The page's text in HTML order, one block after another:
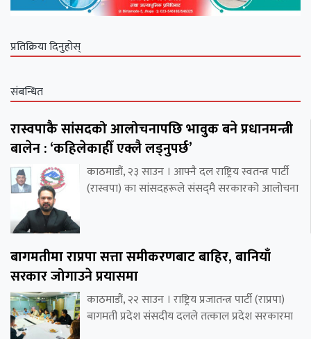
प्रतिक्रिया दिनुहोस्
संबन्धित
रास्वपाकै सांसदको आलोचनापछि भावुक बने प्रधानमन्त्री
बालेन : ‘कहिलेकाहीँ एक्लै लड्नुपर्छ’
काठमाडौं, २३ साउन । आफ्नै दल राष्ट्रिय स्वतन्त्र पार्टी
(रास्वपा) का सांसदहरूले संसद्‌मै सरकारको आलोचना
बागमतीमा राप्रपा सत्ता समीकरणबाट बाहिर, बानियाँ
सरकार जोगाउने प्रयासमा
काठमाडौं, २२ साउन । राष्ट्रिय प्रजातन्त्र पार्टी (राप्रपा)
बागमती प्रदेश संसदीय दलले तत्काल प्रदेश सरकारमा